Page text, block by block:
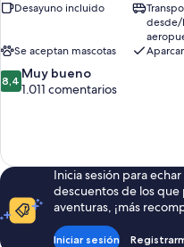
Desayuno incluido
desde/
Se aceptan mascotas
8.4
sobre
1.011 comentarios
8,4 Muy bueno
1.011 comentarios
Inicia sesión para
descuentos de los que
aventuras, ¡más
Iniciar sesión